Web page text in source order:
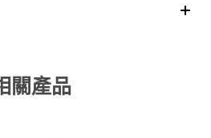
關產品